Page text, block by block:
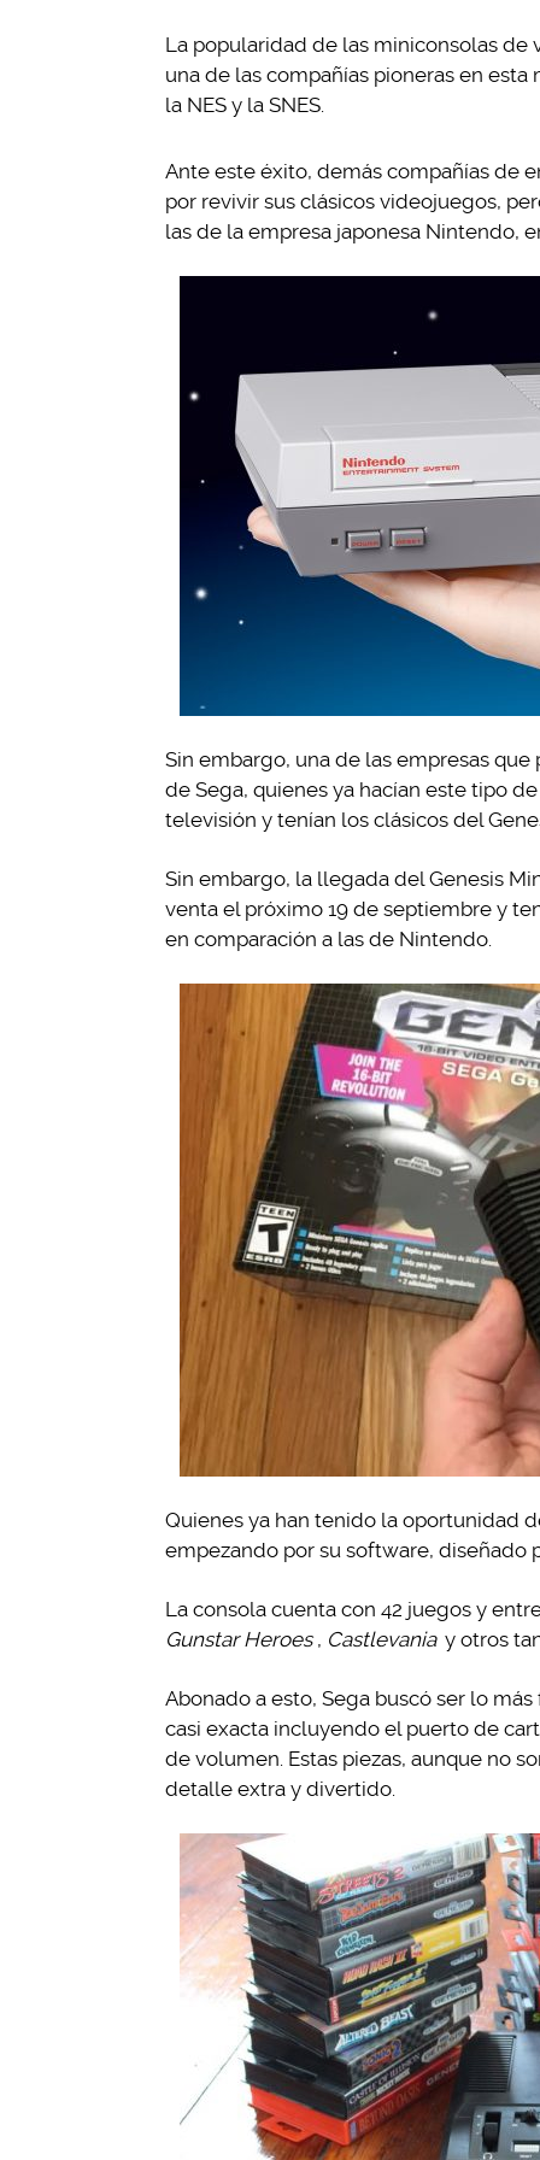
La popularidad de las miniconsolas
una de las compañías pioneras en
la NES y la SNES.
Ante este éxito, demás compañías de
por revivir sus clásicos videojuegos,
las de la empresa japonesa Nintendo,
Sin embargo, una de las empresas
de Sega, quienes ya hacían este tipo
televisión y tenían los clásicos del
Sin embargo, la llegada del Genesis
venta el próximo 19 de septiembre y
en comparación a las de Nintendo.
Quienes ya han tenido la oportunidad
empezando por su software, diseñado
La consola cuenta con 42 juegos y
Gunstar Heroes , Castlevania y otros
Abonado a esto, Sega buscó ser lo
casi exacta incluyendo el puerto de
de volumen. Estas piezas, aunque no
detalle extra y divertido.